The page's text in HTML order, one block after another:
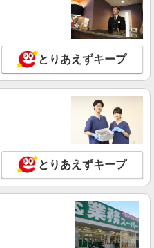
とりあえずキープ
とりあえずキープ